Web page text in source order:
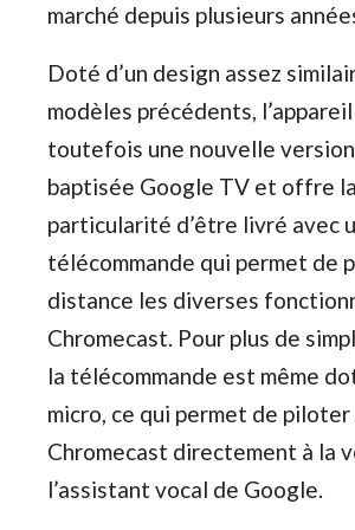
marché depuis plusieurs
Doté d’un design assez
modèles précédents,
toutefois une nouvelle version
baptisée Google TV et offre la
particularité d’être livré avec
télécommande qui permet de
distance les diverses
Chromecast. Pour plus de
la télécommande est même
micro, ce qui permet de piloter
Chromecast directement à la
l’assistant vocal de Google.